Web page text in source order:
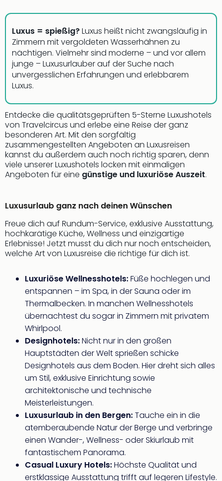
Luxus = spießig?Luxus heißt nicht zwangsläufig in
Zimmern mit vergoldeten Wasserhähnen zu
nächtigen. Vielmehr sind moderne – und vor allem
junge – Luxusurlauber auf der Suche nach
unvergesslichen Erfahrungen und erlebbarem
Luxus.
Entdecke die qualitätsgeprüften 5-Sterne Luxushotels
von Travelcircus und erlebe eine Reise der ganz
besonderen Art. Mit den sorgfältig
zusammengestellten Angeboten an Luxusreisen
kannst du außerdem auch noch richtig sparen, denn
viele unserer Luxushotels locken mit einmaligen
Angeboten für eine günstige und luxuriöse Auszeit.
Luxusurlaub ganz nach deinen Wünschen
Freue dich auf Rundum-Service, exklusive Ausstattung,
hochkarätige Küche, Wellness und einzigartige
Erlebnisse! Jetzt musst du dich nur noch entscheiden,
welche Art von Luxusreise die richtige für dich ist.
Luxuriöse Wellnesshotels:Füße hochlegen und
entspannen – im Spa, in der Sauna oder im
Thermalbecken. In manchen Wellnesshotels
übernachtest du sogar in Zimmern mit privatem
Whirlpool.
Designhotels:Nicht nur in den großen
Hauptstädten der Welt sprießen schicke
Designhotels aus dem Boden. Hier dreht sich alles
um Stil, exklusive Einrichtung sowie
architektonische und technische
Meisterleistungen.
Luxusurlaub in den Bergen:Tauche ein in die
atemberaubende Natur der Berge und verbringe
einen Wander-, Wellness- oder Skiurlaub mit
fantastischem Panorama.
Casual Luxury Hotels:Höchste Qualität und
erstklassige Ausstattung trifft auf legeren Lifestyle.